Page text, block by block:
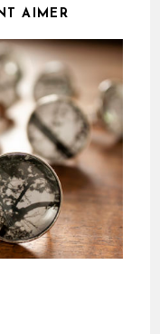
AIMER